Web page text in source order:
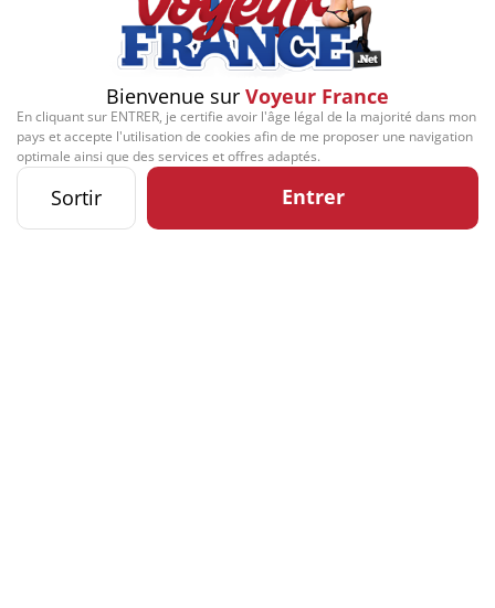
Bienvenue sur Voyeur France
En cliquant sur ENTRER, je certifie avoir l'âge légal de la majorité dans mon
pays et accepte l'utilisation de cookies afin de me proposer une navigation
optimale ainsi que des services et offres adaptés.
Sortir Entrer